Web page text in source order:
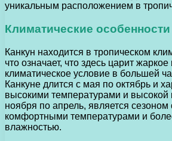
уникальным расположением в
Климатические особенности
Канкун находится в тропическом
что означает, что здесь царит
климатическое условие в большей
Канкуне длится с мая по октябрь и
высокими температурами и
ноября по апрель, является сезоном
комфортными температурами и
влажностью.